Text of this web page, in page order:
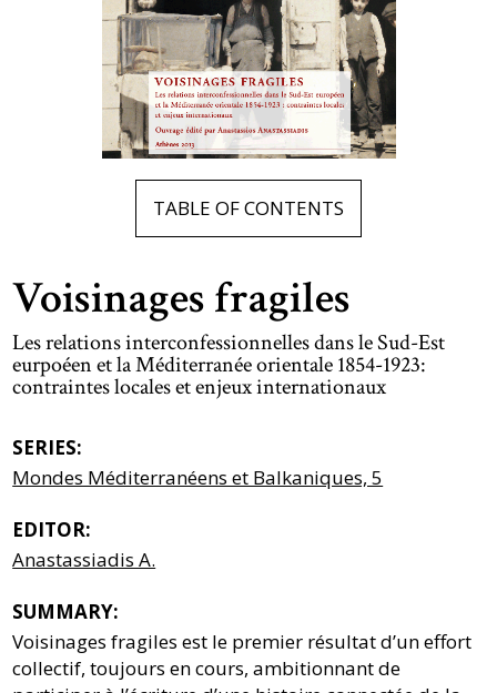
TABLE OF CONTENTS
Voisinages fragiles
Les relations interconfessionnelles dans le Sud-Est
eurpoéen et la Méditerranée orientale 1854-1923:
contraintes locales et enjeux internationaux
SERIES:
Mondes Méditerranéens et Balkaniques, 5
EDITOR:
Anastassiadis A.
SUMMARY:
Voisinages fragiles est le premier résultat d’un effort
collectif, toujours en cours, ambitionnant de